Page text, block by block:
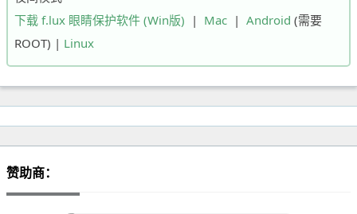
下载 f.lux 眼睛保护软件 (Win版) | Mac | Android (需要
ROOT) | Linux
赞助商：